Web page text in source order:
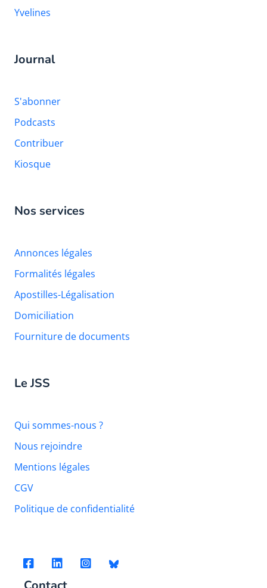
Yvelines
Journal
S'abonner
Podcasts
Contribuer
Kiosque
Nos services
Annonces légales
Formalités légales
Apostilles-Légalisation
Domiciliation
Fourniture de documents
Le JSS
Qui sommes-nous ?
Nous rejoindre
Mentions légales
CGV
Politique de confidentialité